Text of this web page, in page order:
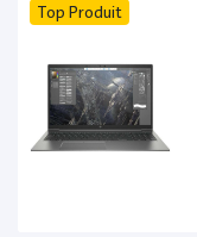
Top Produit